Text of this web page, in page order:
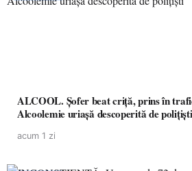
ALCOOL. Șofer beat criță, prins în
Alcoolemie uriașă descoperită de polițiști
acum 1 zi